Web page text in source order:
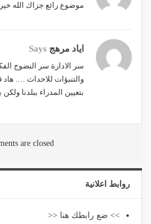
موضوع رائع جزاك الله خيرا
اياد مرهج Says
سر الادارة سر النضوج
بتعيين المدراء ببلدنا
are closed.
روابط اعلانية
>> ضع رابطك هنا <<